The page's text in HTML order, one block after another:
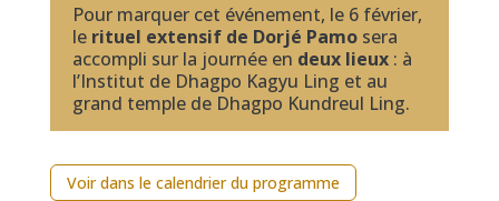
Pour marquer cet événement, le 6 février,
lerituel extensif de Dorjé Pamosera
accompli sur la journée en deux lieux: à
l’Institut de Dhagpo Kagyu Ling et au
grand temple de Dhagpo Kundreul Ling.
Voir dans le calendrier du programme